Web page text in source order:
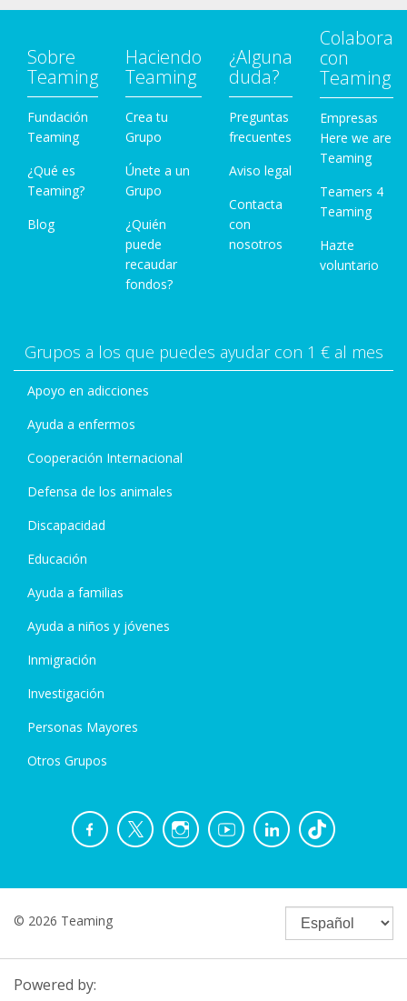
Sobre
Teaming
Fundación
Teaming
¿Qué es
Teaming?
Blog
Haciendo
Teaming
Crea tu
Grupo
Únete a un
Grupo
¿Quién
puede
recaudar
fondos?
¿Alguna
duda?
Preguntas
frecuentes
Aviso legal
Contacta
con
nosotros
Colabora
con
Teaming
Empresas
Here we are
Teaming
Teamers 4
Teaming
Hazte
voluntario
Grupos a los que puedes ayudar con 1 € al mes
Apoyo en adicciones
Ayuda a enfermos
Cooperación Internacional
Defensa de los animales
Discapacidad
Educación
Ayuda a familias
Ayuda a niños y jóvenes
Inmigración
Investigación
Personas Mayores
Otros Grupos
© 2026 Teaming
Powered by: